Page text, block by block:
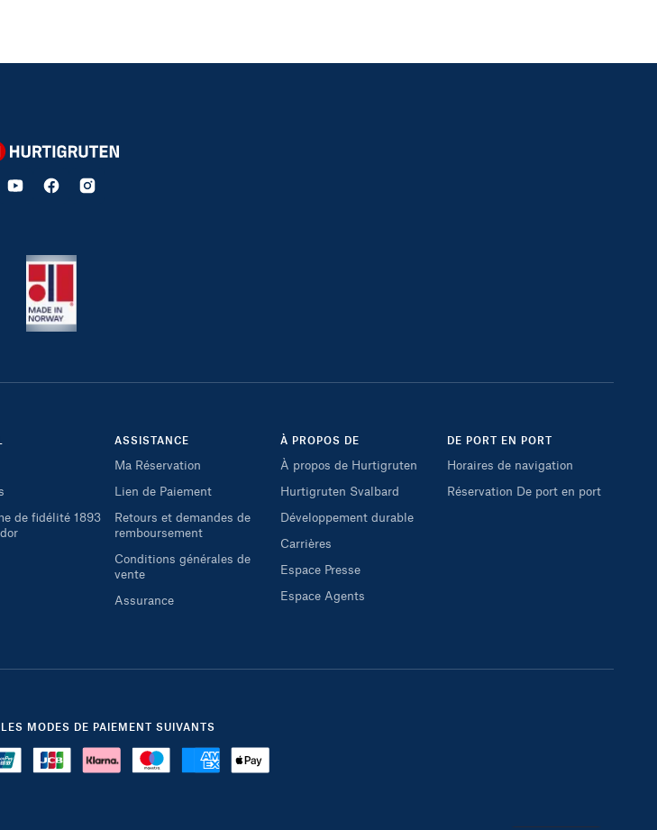
de fidélité 1893
ASSISTANCE
Ma Réservation
Lien de Paiement
Retours et demandes de
remboursement
Conditions générales de
vente
Assurance
À PROPOS DE
À propos de Hurtigruten
Hurtigruten Svalbard
Développement durable
Carrières
Espace Presse
Espace Agents
DE PORT EN PORT
Horaires de navigation
Réservation De port en port
MODES DE PAIEMENT SUIVANTS